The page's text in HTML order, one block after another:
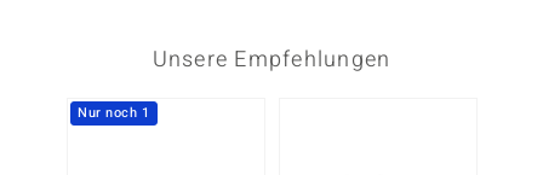
Unsere Empfehlungen
Nur noch 1